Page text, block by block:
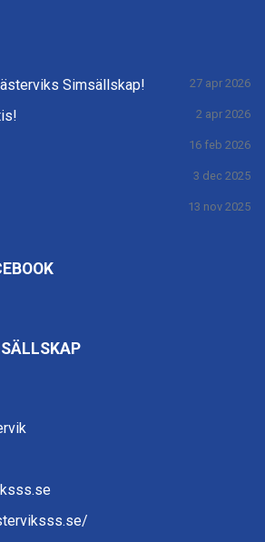
Simsällskap! 27 apr 2026
2 apr 2026
16 feb 2026
3 dec 2025
13 nov 2025